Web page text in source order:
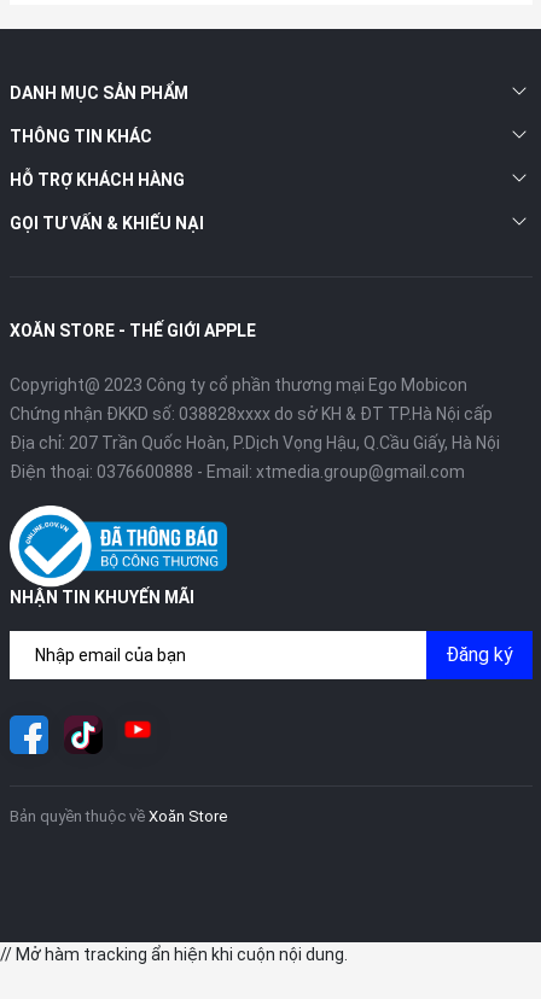
DANH MỤC SẢN PHẨM
THÔNG TIN KHÁC
HỖ TRỢ KHÁCH HÀNG
GỌI TƯ VẤN & KHIẾU NẠI
XOĂN STORE - THẾ GIỚI APPLE
Copyright@ 2023 Công ty cổ phần thương mại Ego Mobicon
Chứng nhận ĐKKD số: 038828xxxx do sở KH & ĐT TP.Hà Nội cấp
Địa chỉ: 207 Trần Quốc Hoàn, P.Dịch Vọng Hậu, Q.Cầu Giấy, Hà Nội
Điện thoại: 0376600888 - Email: xtmedia.group@gmail.com
NHẬN TIN KHUYẾN MÃI
Đăng ký
Bản quyền thuộc về Xoăn Store
// Mở hàm tracking ẩn hiện khi cuộn nội dung.